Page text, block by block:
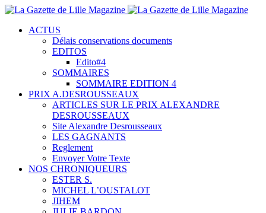
ACTUS
Délais conservations documents
EDITOS
Edito#4
SOMMAIRES
SOMMAIRE EDITION 4
PRIX A.DESROUSSEAUX
ARTICLES SUR LE PRIX ALEXANDRE
DESROUSSEAUX
Site Alexandre Desrousseaux
LES GAGNANTS
Reglement
Envoyer Votre Texte
NOS CHRONIQUEURS
ESTER S.
MICHEL L’OUSTALOT
JIHEM